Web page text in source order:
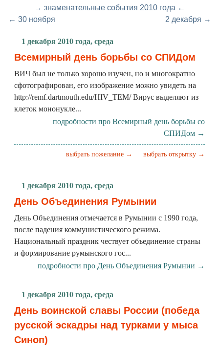
→ знаменательные события 2010 года ←
← 30 ноября
2 декабря →
1 декабря 2010 года, среда
Всемирный день борьбы со СПИДом
ВИЧ был не только хорошо изучен, но и многократно
сфотографирован, его изображение можно увидеть на
http://remf.dartmouth.edu/HIV_TEM/ Вирус выделяют из
клеток мононукле...
подробности про Всемирный день борьбы со
СПИДом →
выбрать открытку →
выбрать пожелание →
1 декабря 2010 года, среда
День Объединения Румынии
День Объединения отмечается в Румынии с 1990 года,
после падения коммунистического режима.
Национальный праздник чествует объединение страны
и формирование румынского гос...
подробности про День Объединения Румынии →
1 декабря 2010 года, среда
День воинской славы России (победа
русской эскадры над турками у мыса
Синоп)